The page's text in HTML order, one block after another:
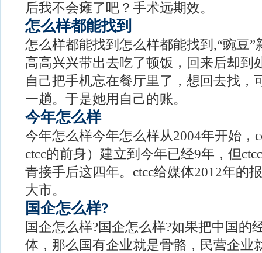
后我不会瘫了吧？手术远期效。
怎么样都能找到
怎么样都能找到怎么样都能找到,“豌豆
高高兴兴带出去吃了顿饭，回来后却到
自己把手机忘在餐厅里了，想回去找，
一趟。于是她用自己的账。
今年怎么样
今年怎么样今年怎么样从2004年开始，
ctcc的前身）建立到今年已经9年，但
青接手后这四年。ctcc给媒体2012年的
大市。
国企怎么样?
国企怎么样?国企怎么样?如果把中国的
体，那么国有企业就是骨骼，民营企业